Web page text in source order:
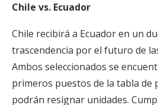
Chile vs. Ecuador
Chile recibirá a Ecuador en un
trascendencia por el futuro de
Ambos seleccionados se
primeros puestos de la tabla de
podrán resignar unidades.